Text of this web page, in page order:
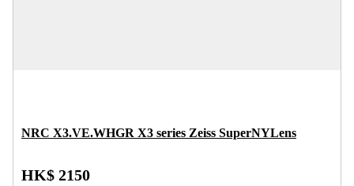
NRC X3.VE.WHGR X3 series Zeiss SuperNYLens
HK$ 2150